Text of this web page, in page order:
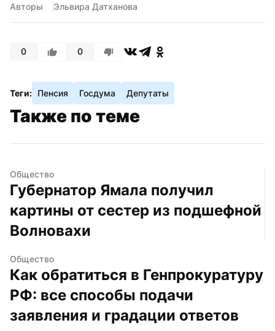
Авторы Эльвира Датханова
0 0
Теги: Пенсия Госдума Депутаты
Также по теме
Общество
Губернатор Ямала получил
картины от сестер из подшефной
Волновахи
Общество
Как обратиться в Генпрокуратуру
РФ: все способы подачи
заявления и градации ответов